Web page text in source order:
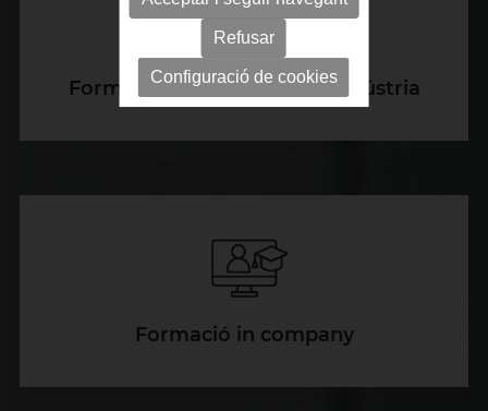
Formació Tècnica per a la Indústria
Formació in company
Refusar
Configuració de cookies